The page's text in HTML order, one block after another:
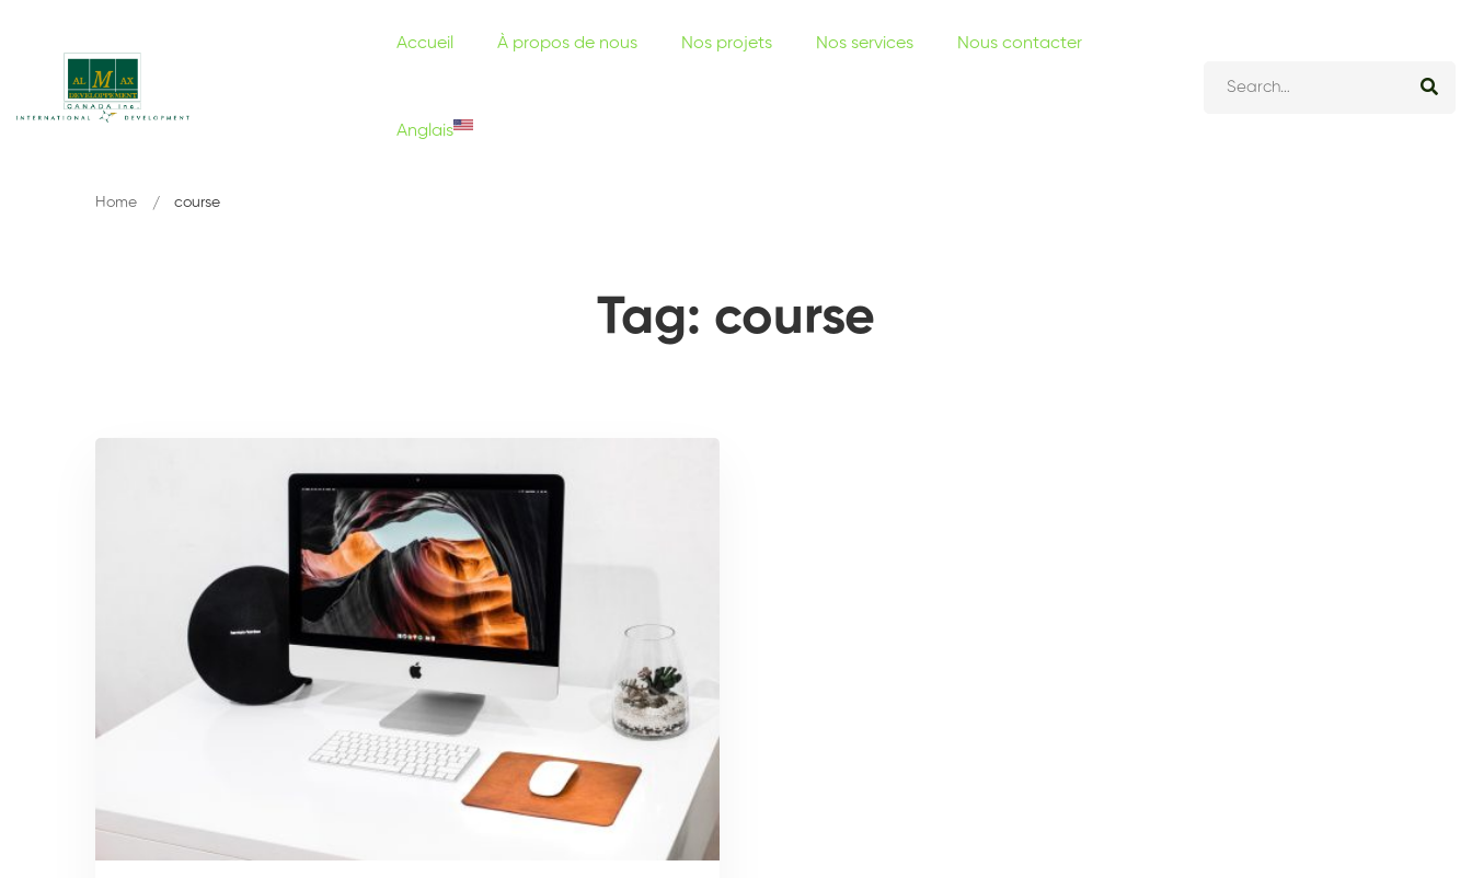
Accueil À propos de nous Nos projets Nos services Nous contacter
Anglais
Tag: course
Home course